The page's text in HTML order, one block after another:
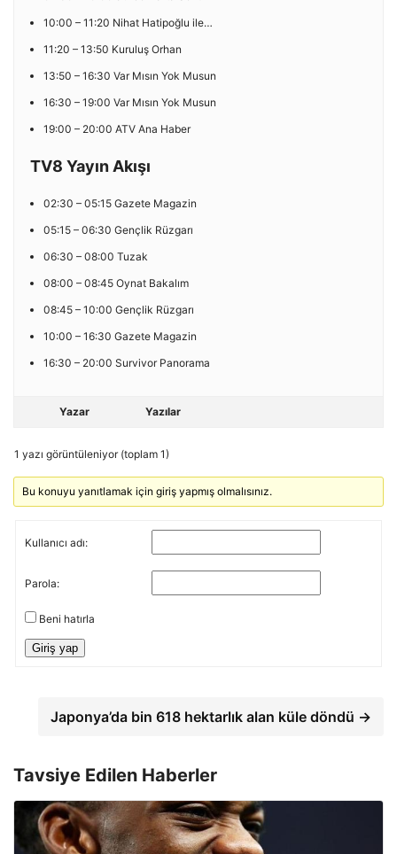
10:00 – 11:20 Nihat Hatipoğlu ile…
11:20 – 13:50 Kuruluş Orhan
13:50 – 16:30 Var Mısın Yok Musun
16:30 – 19:00 Var Mısın Yok Musun
19:00 – 20:00 ATV Ana Haber
TV8 Yayın Akışı
02:30 – 05:15 Gazete Magazin
05:15 – 06:30 Gençlik Rüzgarı
06:30 – 08:00 Tuzak
08:00 – 08:45 Oynat Bakalım
08:45 – 10:00 Gençlik Rüzgarı
10:00 – 16:30 Gazete Magazin
16:30 – 20:00 Survivor Panorama
Yazar Yazılar
1 yazı görüntüleniyor (toplam 1)
Bu konuyu yanıtlamak için giriş yapmış olmalısınız.
Kullanıcı adı:
Parola:
Beni hatırla
Giriş yap
Japonya’da bin 618 hektarlık alan küle döndü →
Tavsiye Edilen Haberler